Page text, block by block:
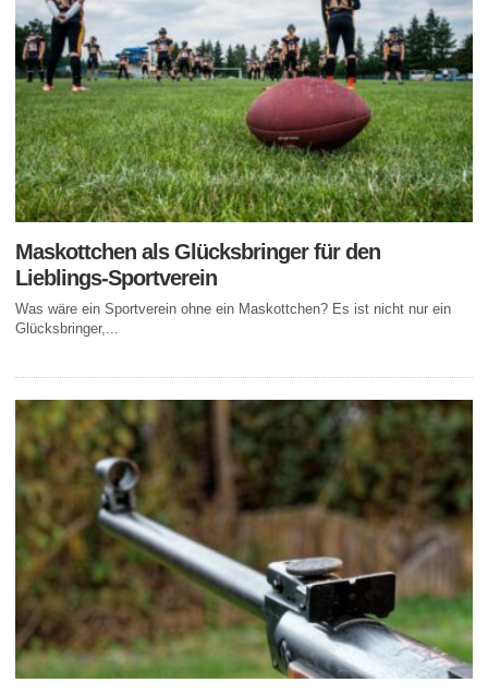
Maskottchen als Glücksbringer für den
Lieblings-Sportverein
Was wäre ein Sportverein ohne ein Maskottchen? Es ist nicht nur ein
Glücksbringer,...